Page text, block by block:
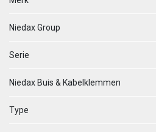
Niedax Group
Serie
Niedax Buis & Kabelklemmen
Type